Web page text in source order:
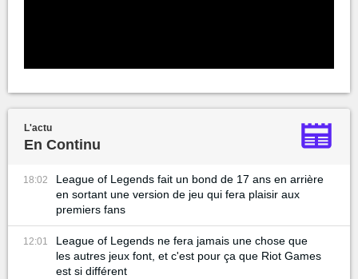
L'actu
En Continu
18:02
League of Legends fait un bond de 17 ans en arrière
en sortant une version de jeu qui fera plaisir aux
premiers fans
12:01
League of Legends ne fera jamais une chose que
les autres jeux font, et c'est pour ça que Riot Games
est si différent